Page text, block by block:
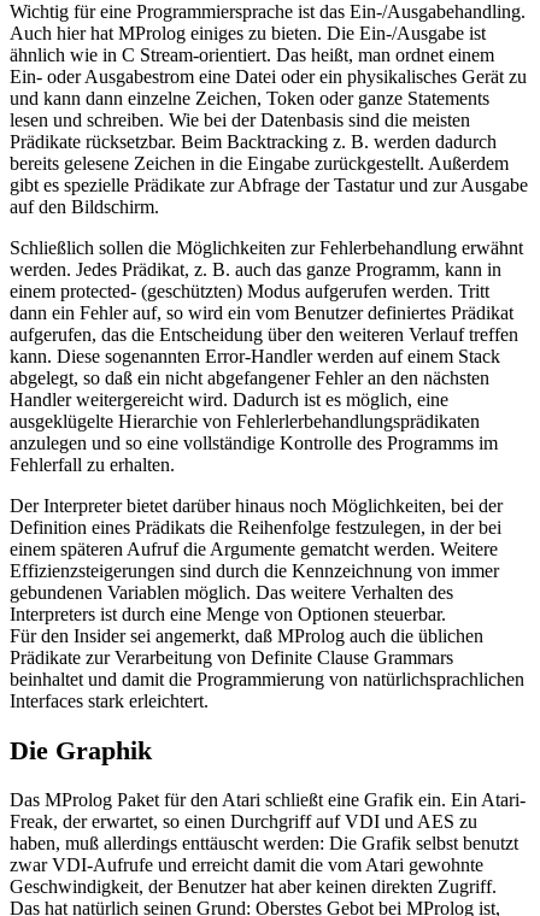
Wichtig für eine Programmiersprache ist das Ein-/Ausgabehandling.
Auch hier hat MProlog einiges zu bieten. Die Ein-/Ausgabe ist
ähnlich wie in C Stream-orientiert. Das heißt, man ordnet einem
Ein- oder Ausgabestrom eine Datei oder ein physikalisches Gerät zu
und kann dann einzelne Zeichen, Token oder ganze Statements
lesen und schreiben. Wie bei der Datenbasis sind die meisten
Prädikate rücksetzbar. Beim Backtracking z. B. werden dadurch
bereits gelesene Zeichen in die Eingabe zurückgestellt. Außerdem
gibt es spezielle Prädikate zur Abfrage der Tastatur und zur Ausgabe
auf den Bildschirm.
Schließlich sollen die Möglichkeiten zur Fehlerbehandlung erwähnt
werden. Jedes Prädikat, z. B. auch das ganze Programm, kann in
einem protected- (geschützten) Modus aufgerufen werden. Tritt
dann ein Fehler auf, so wird ein vom Benutzer definiertes Prädikat
aufgerufen, das die Entscheidung über den weiteren Verlauf treffen
kann. Diese sogenannten Error-Handler werden auf einem Stack
abgelegt, so daß ein nicht abgefangener Fehler an den nächsten
Handler weitergereicht wird. Dadurch ist es möglich, eine
ausgeklügelte Hierarchie von Fehlerlerbehandlungsprädikaten
anzulegen und so eine vollständige Kontrolle des Programms im
Fehlerfall zu erhalten.
Der Interpreter bietet darüber hinaus noch Möglichkeiten, bei der
Definition eines Prädikats die Reihenfolge festzulegen, in der bei
einem späteren Aufruf die Argumente gematcht werden. Weitere
Effizienzsteigerungen sind durch die Kennzeichnung von immer
gebundenen Variablen möglich. Das weitere Verhalten des
Interpreters ist durch eine Menge von Optionen steuerbar.
Für den Insider sei angemerkt, daß MProlog auch die üblichen
Prädikate zur Verarbeitung von Definite Clause Grammars
beinhaltet und damit die Programmierung von natürlichsprachlichen
Interfaces stark erleichtert.
Die Graphik
Das MProlog Paket für den Atari schließt eine Grafik ein. Ein Atari-
Freak, der erwartet, so einen Durchgriff auf VDI und AES zu
haben, muß allerdings enttäuscht werden: Die Grafik selbst benutzt
zwar VDI-Aufrufe und erreicht damit die vom Atari gewohnte
Geschwindigkeit, der Benutzer hat aber keinen direkten Zugriff.
Das hat natürlich seinen Grund: Oberstes Gebot bei MProlog ist,